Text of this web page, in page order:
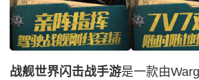
战舰世界闪击战手游是一款由